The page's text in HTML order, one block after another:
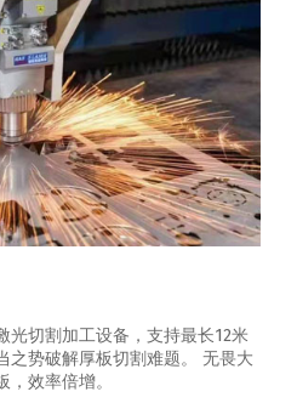
光切割加工设备，支持最长12米
之势破解厚板切割难题。 无畏大
效率倍增。